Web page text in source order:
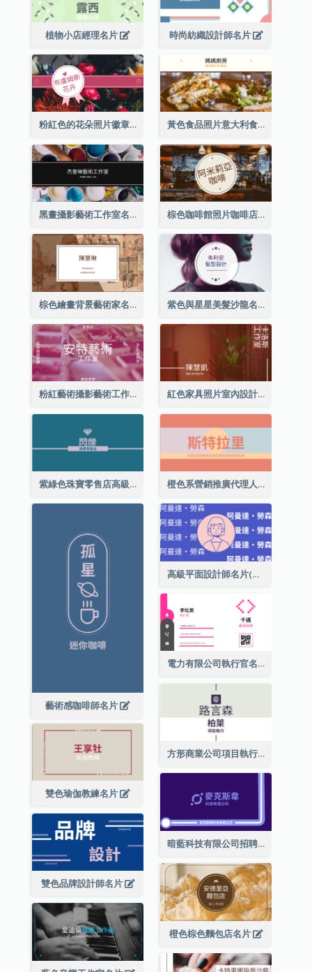
植物小店經理名片 時尚紡織設計師名片
粉紅色的花朵照片徽章花店名片 黃色食品照片意大利食品名片
黑畫攝影藝術工作室名片 棕色咖啡館照片咖啡店名片
棕色繪畫背景藝術家名片 紫色與星星美髮沙龍名片
粉紅藝術攝影藝術工作室名片 紅色家具照片室內設計名片
紫綠色珠寶零售店高級總監名片 橙色系營銷推廣代理人名片
藝術感咖啡師名片
高級平面設計師名片(附自畫像)
電力有限公司執行官名片
方形商業公司項目執行總監名片
雙色瑜伽教練名片
暗藍科技有限公司招聘經理名片
雙色品牌設計師名片
橙色棕色麵包店名片